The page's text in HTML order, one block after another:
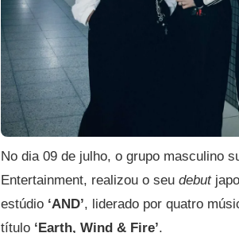
No dia 09 de julho, o grupo masculino
Entertainment, realizou o seudebut
estúdio ‘AND’, liderado por quatro
título ‘Earth, Wind & Fire’.